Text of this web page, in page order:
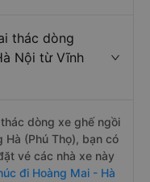
thác dòng
Nội từ Vĩnh
dòng xe ghế ngồi
(Phú Thọ), bạn có
vé các nhà xe này
đi Hoàng Mai - Hà